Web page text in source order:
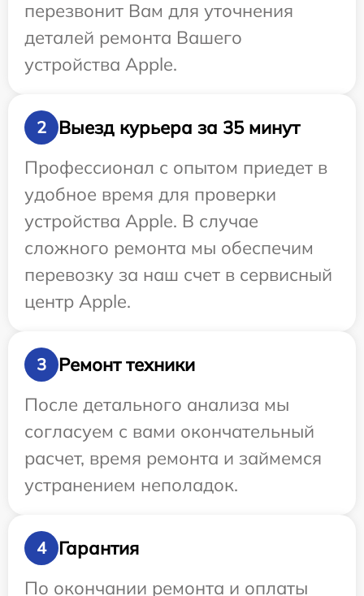
перезвонит Вам для уточнения
деталей ремонта Вашего
устройства Apple.
2
Выезд курьера за 35 минут
Профессионал с опытом приедет в
удобное время для проверки
устройства Apple. В случае
сложного ремонта мы обеспечим
перевозку за наш счет в сервисный
центр Apple.
3
Ремонт техники
После детального анализа мы
согласуем с вами окончательный
расчет, время ремонта и займемся
устранением неполадок.
4
Гарантия
По окончании ремонта и оплаты